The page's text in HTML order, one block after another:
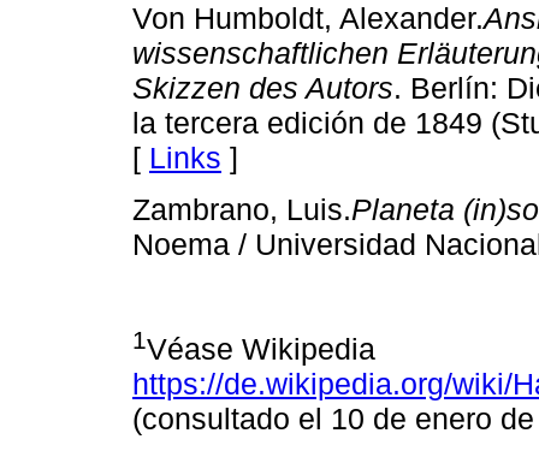
Von Humboldt, Alexander.
wissenschaftlichen
Skizzen des Autors. Berlín:
la tercera edición de 1849
[ Links ]
Zambrano, Luis.Planeta
Noema / Universidad
1Véase Wikipedia
https://de.wikipedia.org/wiki/
(consultado el 10 de enero